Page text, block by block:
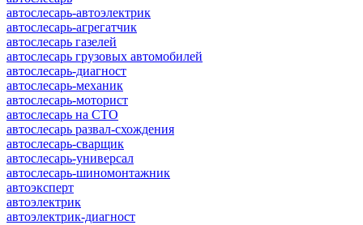
автослесарь-автоэлектрик
автослесарь-агрегатчик
автослесарь газелей
автослесарь грузовых автомобилей
автослесарь-диагност
автослесарь-механик
автослесарь-моторист
автослесарь на СТО
автослесарь развал-схождения
автослесарь-сварщик
автослесарь-универсал
автослесарь-шиномонтажник
автоэксперт
автоэлектрик
автоэлектрик-диагност